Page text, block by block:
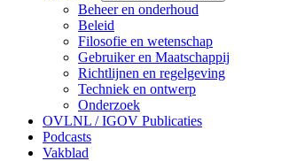
Beheer en onderhoud
Beleid
Filosofie en wetenschap
Gebruiker en Maatschappij
Richtlijnen en regelgeving
Techniek en ontwerp
Onderzoek
OVLNL / IGOV Publicaties
Podcasts
Vakblad